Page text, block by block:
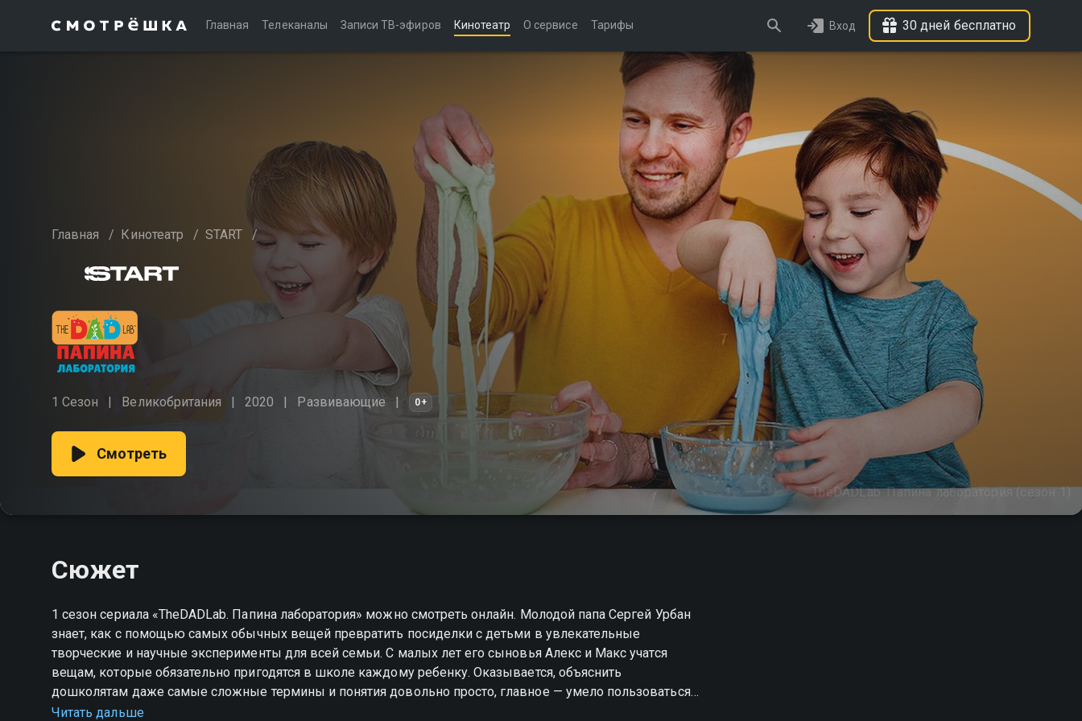
Главная Телеканалы Записи ТВ-эфиров Кинотеатр О сервисе Тарифы Вход 30 дней бесплатно
Главная / Кинотеатр / START /
1 Сезон Великобритания 2020 Развивающие 0+
TheDADLab. Папина лаборатория (сезон 1)
Смотреть
Сюжет
1 сезон сериала «TheDADLab. Папина лаборатория» можно смотреть онлайн. Молодой папа Сергей Урбан
знает, как с помощью самых обычных вещей превратить посиделки с детьми в увлекательные
творческие и научные эксперименты для всей семьи. С малых лет его сыновья Алекс и Макс учатся
вещам, которые обязательно пригодятся в школе каждому ребенку. Оказывается, объяснить
дошколятам даже самые сложные термины и понятия довольно просто, главное — умело пользоваться
знакомыми им игрушками, домашней утварью и обычной водой. А еще можно устраивать вечера
Читать дальше